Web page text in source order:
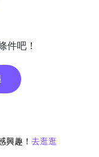
件吧！
興趣！ 去逛逛